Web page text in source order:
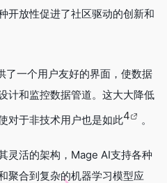
开放性促进了社区驱动的创新和
了一个用户友好的界面，使数据
计和监控数据管道。这大大降低
对于非技术用户也是如此4 。
灵活的架构，Mage AI支持各种
聚合到复杂的机器学习模型应